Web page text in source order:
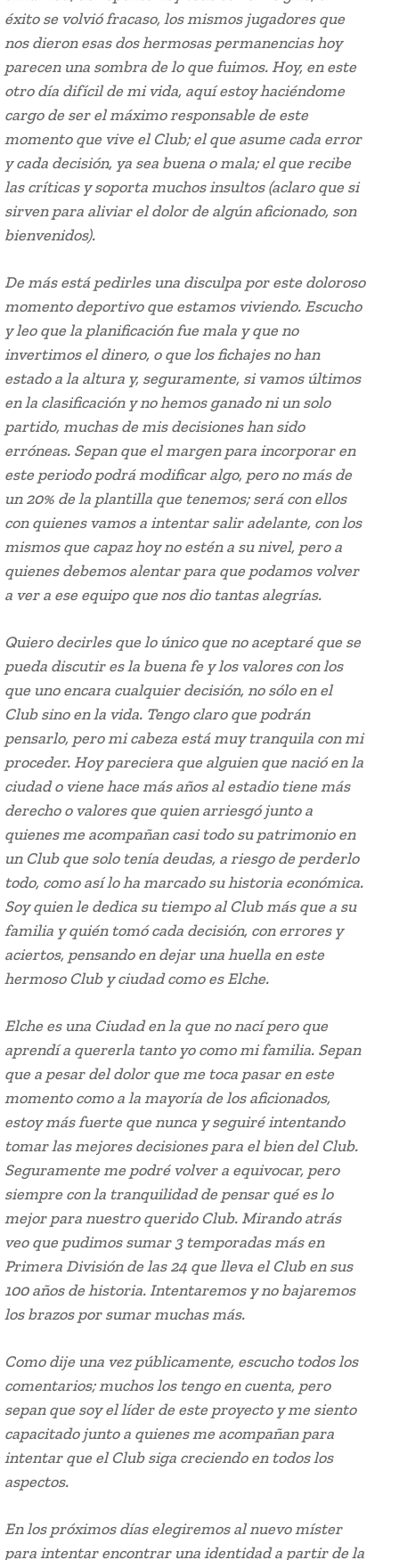
éxito se volvió fracaso, los mismos jugadores que
nos dieron esas dos hermosas permanencias hoy
parecen una sombra de lo que fuimos. Hoy, en este
otro día difícil de mi vida, aquí estoy haciéndome
cargo de ser el máximo responsable de este
momento que vive el Club; el que asume cada error
y cada decisión, ya sea buena o mala; el que recibe
las críticas y soporta muchos insultos (aclaro que si
sirven para aliviar el dolor de algún aficionado, son
bienvenidos).
De más está pedirles una disculpa por este doloroso
momento deportivo que estamos viviendo. Escucho
y leo que la planificación fue mala y que no
invertimos el dinero, o que los fichajes no han
estado a la altura y, seguramente, si vamos últimos
en la clasificación y no hemos ganado ni un solo
partido, muchas de mis decisiones han sido
erróneas. Sepan que el margen para incorporar en
este periodo podrá modificar algo, pero no más de
un 20% de la plantilla que tenemos; será con ellos
con quienes vamos a intentar salir adelante, con los
mismos que capaz hoy no estén a su nivel, pero a
quienes debemos alentar para que podamos volver
a ver a ese equipo que nos dio tantas alegrías.
Quiero decirles que lo único que no aceptaré que se
pueda discutir es la buena fe y los valores con los
que uno encara cualquier decisión, no sólo en el
Club sino en la vida. Tengo claro que podrán
pensarlo, pero mi cabeza está muy tranquila con mi
proceder. Hoy pareciera que alguien que nació en la
ciudad o viene hace más años al estadio tiene más
derecho o valores que quien arriesgó junto a
quienes me acompañan casi todo su patrimonio en
un Club que solo tenía deudas, a riesgo de perderlo
todo, como así lo ha marcado su historia económica.
Soy quien le dedica su tiempo al Club más que a su
familia y quién tomó cada decisión, con errores y
aciertos, pensando en dejar una huella en este
hermoso Club y ciudad como es Elche.
Elche es una Ciudad en la que no nací pero que
aprendí a quererla tanto yo como mi familia. Sepan
que a pesar del dolor que me toca pasar en este
momento como a la mayoría de los aficionados,
estoy más fuerte que nunca y seguiré intentando
tomar las mejores decisiones para el bien del Club.
Seguramente me podré volver a equivocar, pero
siempre con la tranquilidad de pensar qué es lo
mejor para nuestro querido Club. Mirando atrás
veo que pudimos sumar 3 temporadas más en
Primera División de las 24 que lleva el Club en sus
100 años de historia. Intentaremos y no bajaremos
los brazos por sumar muchas más.
Como dije una vez públicamente, escucho todos los
comentarios; muchos los tengo en cuenta, pero
sepan que soy el líder de este proyecto y me siento
capacitado junto a quienes me acompañan para
intentar que el Club siga creciendo en todos los
aspectos.
En los próximos días elegiremos al nuevo míster
para intentar encontrar una identidad a partir de la